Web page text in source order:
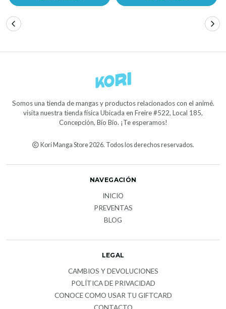
Somos una tienda de mangas y productos relacionados con el animé.
visita nuestra tienda física Ubicada en Freire #522, Local 185,
Concepción, Bío Bío. ¡Te esperamos!
Kori Manga Store 2026. Todos los derechos reservados.
NAVEGACIÓN
INICIO
PREVENTAS
BLOG
LEGAL
CAMBIOS Y DEVOLUCIONES
POLÍTICA DE PRIVACIDAD
CONOCE COMO USAR TU GIFTCARD